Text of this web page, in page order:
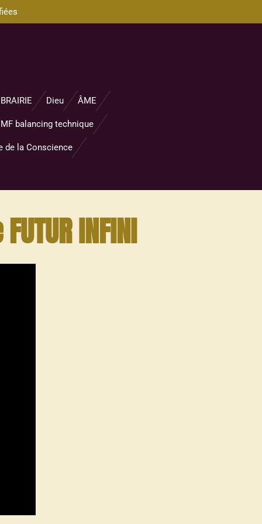
Dieu ÂME
balancing technique
de la Conscience
INFINI